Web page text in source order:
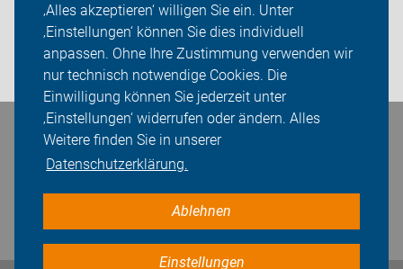
‚Alles akzeptieren‘ willigen Sie ein. Unter
‚Einstellungen‘ können Sie dies individuell
anpassen. Ohne Ihre Zustimmung verwenden wir
nur technisch notwendige Cookies. Die
Einwilligung können Sie jederzeit unter
‚Einstellungen‘ widerrufen oder ändern. Alles
Weitere finden Sie in unserer
Datenschutzerklärung.
Ablehnen
Einstellungen
Presse
Login
Bleiben Sie in Kontakt